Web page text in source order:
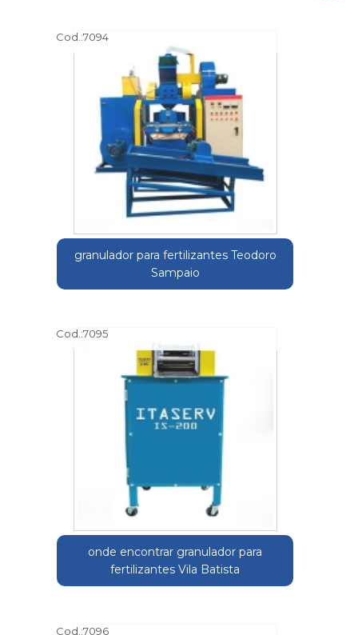
Cod.:7094
granulador para fertilizantes Teodoro
Sampaio
Cod.:7095
onde encontrar granulador para
fertilizantes Vila Batista
Cod.:7096